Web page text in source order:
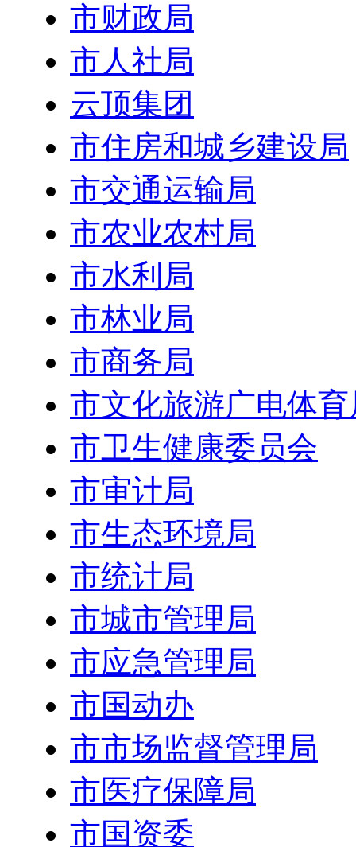
市财政局
市人社局
云顶集团
市住房和城乡建设局
市交通运输局
市农业农村局
市水利局
市林业局
市商务局
市文化旅游广电体育
市卫生健康委员会
市审计局
市生态环境局
市统计局
市城市管理局
市应急管理局
市国动办
市市场监督管理局
市医疗保障局
市国资委